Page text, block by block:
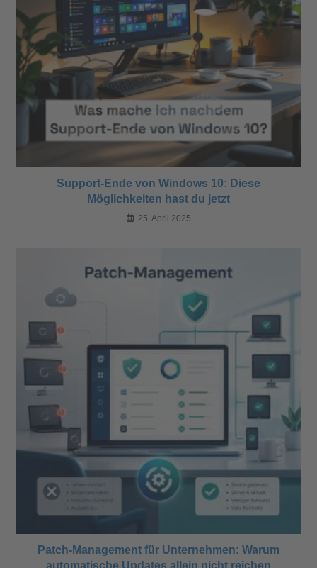
Support-Ende von Windows 10: Diese
Möglichkeiten hast du jetzt
25. April 2025
Patch-Management für Unternehmen: Warum
automatische Updates allein nicht reichen